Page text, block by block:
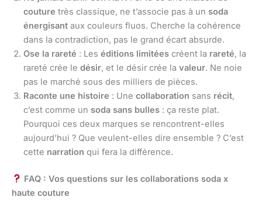
couture très classique, ne t’associe pas à un soda
énergisant aux couleurs fluos. Cherche la cohérence
dans la contradiction, pas le grand écart absurde.
Ose la rareté : Les éditions limitées créent la rareté, la
rareté crée le désir, et le désir crée la valeur. Ne noie
pas le marché sous des milliers de pièces.
Raconte une histoire : Une collaboration sans récit,
c’est comme un soda sans bulles : ça reste plat.
Pourquoi ces deux marques se rencontrent-elles
aujourd’hui ? Que veulent-elles dire ensemble ? C’est
cette narration qui fera la différence.
FAQ : Vos questions sur les collaborations soda x
haute couture